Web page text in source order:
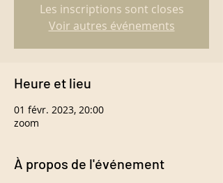
Les inscriptions sont closes
Voir autres événements
Heure et lieu
01 févr. 2023, 20:00
zoom
À propos de l'événement